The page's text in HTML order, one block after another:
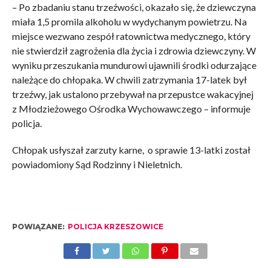
– Po zbadaniu stanu trzeźwości, okazało się, że dziewczyna
miała 1,5 promila alkoholu w wydychanym powietrzu. Na
miejsce wezwano zespół ratownictwa medycznego, który
nie stwierdził zagrożenia dla życia i zdrowia dziewczyny. W
wyniku przeszukania mundurowi ujawnili środki odurzające
należące do chłopaka. W chwili zatrzymania 17-latek był
trzeźwy, jak ustalono przebywał na przepustce wakacyjnej
z Młodzieżowego Ośrodka Wychowawczego – informuje
policja.
Chłopak usłyszał zarzuty karne, o sprawie 13-latki został
powiadomiony Sąd Rodzinny i Nieletnich.
POWIĄZANE: POLICJA KRZESZOWICE